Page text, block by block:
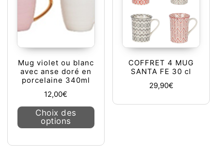
Mug violet ou blanc
avec anse doré en
porcelaine 340ml
12,00€
Choix des
options
Ce produit a plusieurs variations.
COFFRET 4 MUG
SANTA FE 30 cl
29,90€